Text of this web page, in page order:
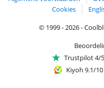
Cookies
© 1999 - 2026 -
Trustpilot 4/5
Kiyoh 9.1/10